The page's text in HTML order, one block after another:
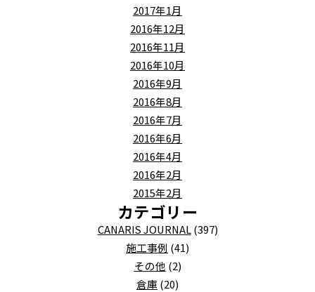
2017年1月
2016年12月
2016年11月
2016年10月
2016年9月
2016年8月
2016年7月
2016年6月
2016年4月
2016年2月
2015年2月
カテゴリー
CANARIS JOURNAL(397)
施工事例 (41)
その他 (2)
倉庫(20)